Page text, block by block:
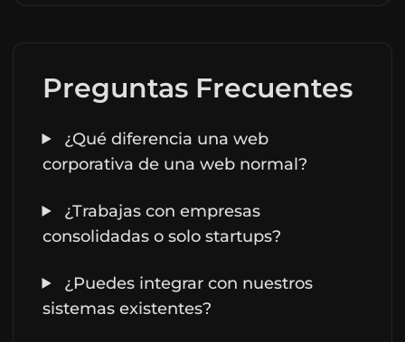
Preguntas Frecuentes
¿Qué diferencia una web
corporativa de una web normal?
¿Trabajas con empresas
consolidadas o solo startups?
¿Puedes integrar con nuestros
sistemas existentes?